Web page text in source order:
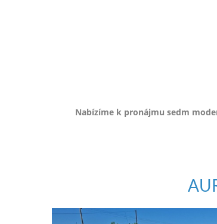
Nabízíme k pronájmu sedm